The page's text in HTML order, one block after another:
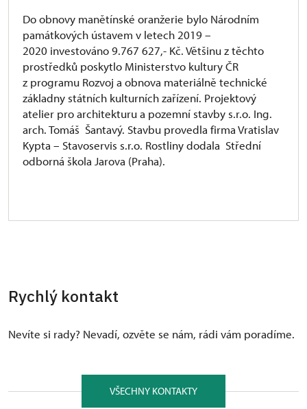
Do obnovy manětínské oranžerie bylo Národním
památkových ústavem v letech 2019 –
2020 investováno 9.767 627,- Kč. Většinu z těchto
prostředků poskytlo Ministerstvo kultury ČR
z programu Rozvoj a obnova materiálně technické
základny státních kulturních zařízení. Projektový
atelier pro architekturu a pozemní stavby s.r.o. Ing.
arch. Tomáš Šantavý. Stavbu provedla firma Vratislav
Kypta – Stavoservis s.r.o. Rostliny dodala Střední
odborná škola Jarova (Praha).
Rychlý kontakt
Nevíte si rady? Nevadí, ozvěte se nám, rádi vám poradíme.
VŠECHNY KONTAKTY